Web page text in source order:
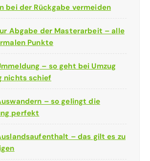
bei der Rückgabe vermeiden
Abgabe der Masterarbeit – alle
Punkte
– so geht bei Umzug
nichts schief
– so gelingt die
perfekt
– das gilt es zu